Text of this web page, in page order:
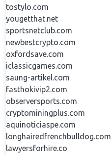
tostylo.com
yougetthat.net
sportsnetclub.com
newbestcrypto.com
oxfordsave.com
iclassicgames.com
saung-artikel.com
fasthokivip2.com
observersports.com
cryptominingplus.com
aquinoticiaspe.com
longhairedfrenchbulldog.com
lawyersforhire.co